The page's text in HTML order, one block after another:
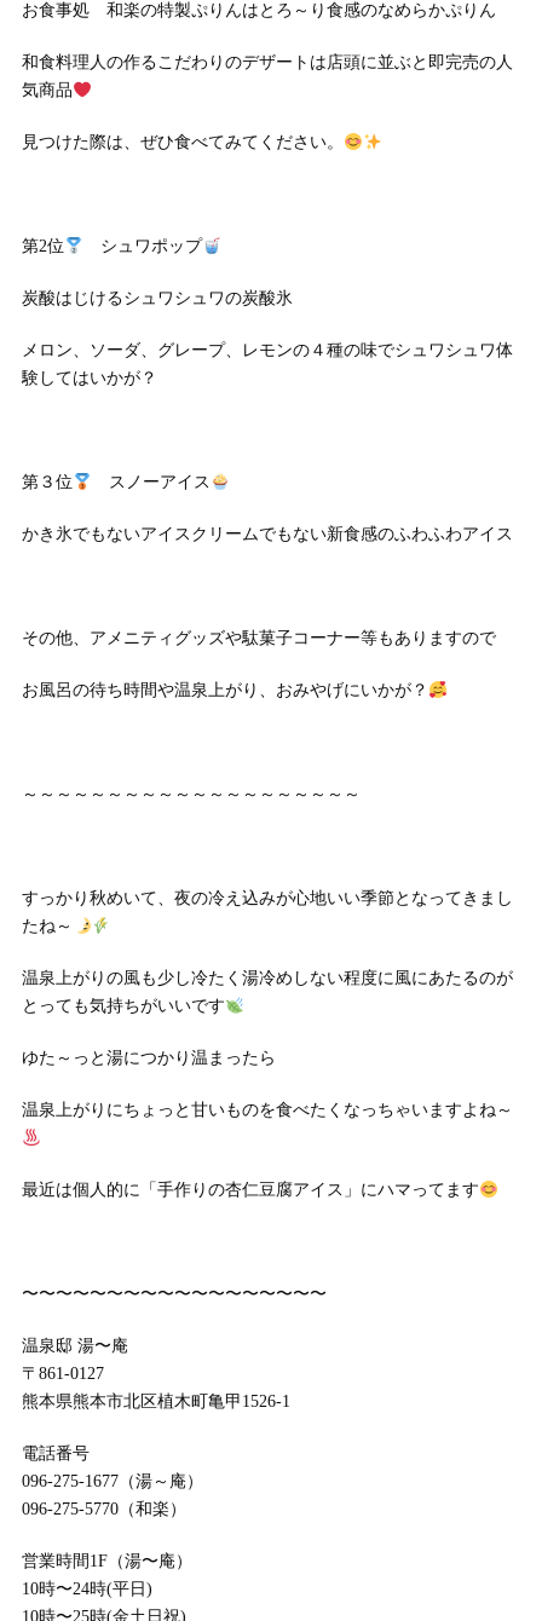
お食事処 和楽の特製ぷりんはとろ～り食感のなめらかぷりん
和食料理人の作るこだわりのデザートは店頭に並ぶと即完売の人
気商品
見つけた際は、ぜひ食べてみてください。
第2位 シュワポップ
炭酸はじけるシュワシュワの炭酸氷
メロン、ソーダ、グレープ、レモンの４種の味でシュワシュワ体
験してはいかが？
第３位 スノーアイス
かき氷でもないアイスクリームでもない新食感のふわふわアイス
その他、アメニティグッズや駄菓子コーナー等もありますので
お風呂の待ち時間や温泉上がり、おみやげにいかが？
～～～～～～～～～～～～～～～～～～～～
すっかり秋めいて、夜の冷え込みが心地いい季節となってきまし
たね～
温泉上がりの風も少し冷たく湯冷めしない程度に風にあたるのが
とっても気持ちがいいです
ゆた～っと湯につかり温まったら
温泉上がりにちょっと甘いものを食べたくなっちゃいますよね～
最近は個人的に「手作りの杏仁豆腐アイス」にハマってます
〜〜〜〜〜〜〜〜〜〜〜〜〜〜〜〜〜〜
温泉邸 湯〜庵
〒861-0127
熊本県熊本市北区植木町亀甲1526-1
電話番号
096-275-1677（湯～庵）
096-275-5770（和楽）
営業時間1F（湯〜庵）
10時〜24時(平日)
10時〜25時(金土日祝)